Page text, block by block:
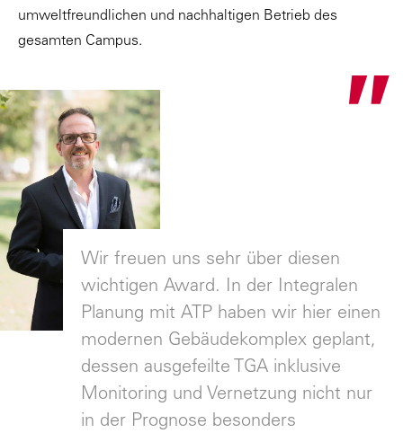
umweltfreundlichen und nachhaltigen Betrieb des
gesamten Campus.
"
Wir freuen uns sehr über diesen
wichtigen Award. In der Integralen
Planung mit ATP haben wir hier einen
modernen Gebäudekomplex geplant,
dessen ausgefeilte TGA inklusive
Monitoring und Vernetzung nicht nur
in der Prognose besonders